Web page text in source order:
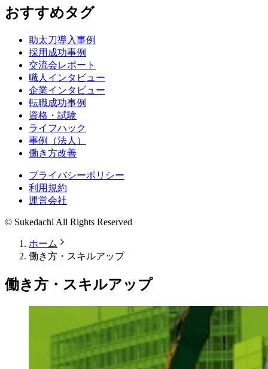
おすすめタグ
助太刀導入事例
採用成功事例
交流会レポート
職人インタビュー
企業インタビュー
転職成功事例
資格・試験
ライフハック
事例（法人）
働き方改善
プライバシーポリシー
利用規約
運営会社
© Sukedachi All Rights Reserved
ホーム
働き方・スキルアップ
働き方・スキルアップ